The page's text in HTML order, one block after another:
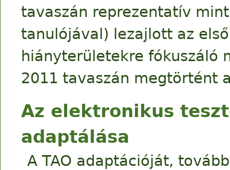
tavaszán reprezentatív
tanulójával) lezajlott az
hiányterületekre fókuszáló
2011 tavaszán megtörtént
Az elektronikus
adaptálása
A TAO adaptációját,